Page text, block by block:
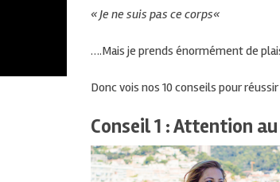
« Je ne suis pas ce corps«
….Mais je prends énormément de
Donc vois nos 10 conseils pour
Conseil 1 : Attention